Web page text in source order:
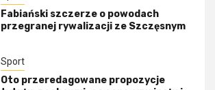
Fabiański szczerze o powodach
przegranej rywalizacji ze Szczęsnym
Sport
Oto przeredagowane propozycje